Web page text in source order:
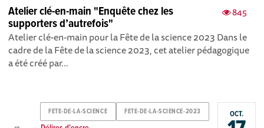
845
Atelier clé-en-main "Enquête chez les
supporters d’autrefois"
Atelier clé-en-main pour la Fête de la science 2023 Dans le
cadre de la Fête de la science 2023, cet atelier pédagogique
a été créé par...
FETE-DE-LA-SCIENCE FETE-DE-LA-SCIENCE-2023 OCT.